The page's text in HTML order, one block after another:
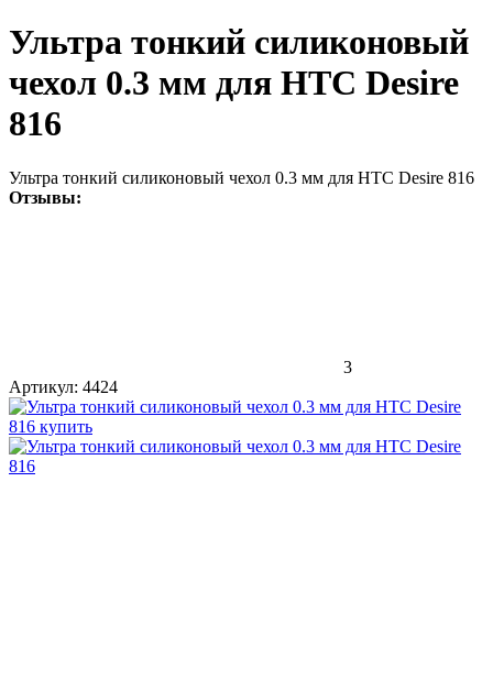
Ультра тонкий силиконовый
чехол 0.3 мм для HTC Desire
816
Ультра тонкий силиконовый чехол 0.3 мм для HTC Desire 816
Отзывы:
3
Артикул: 4424